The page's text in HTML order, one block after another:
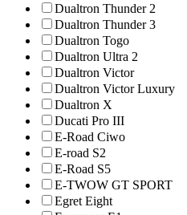
Dualtron Thunder 2
Dualtron Thunder 3
Dualtron Togo
Dualtron Ultra 2
Dualtron Victor
Dualtron Victor Luxury
Dualtron X
Ducati Pro III
E-Road Ciwo
E-road S2
E-Road S5
E-TWOW GT SPORT
Egret Eight